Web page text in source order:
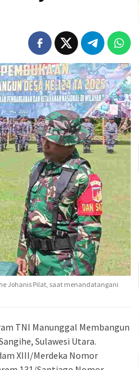
Johanis Pilat, saat menandatangani
TNI Manunggal Membangun
Sulawesi Utara.
XIII/Merdeka Nomor